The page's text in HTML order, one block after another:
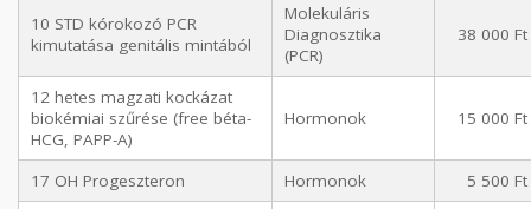
10 STD kórokozó PCR
kimutatása genitális mintából
Molekuláris
Diagnosztika
(PCR)
38 000 Ft
12 hetes magzati kockázat
biokémiai szűrése (free béta-
HCG, PAPP-A)
Hormonok 15 000 Ft
17 OH Progeszteron Hormonok 5 500 Ft